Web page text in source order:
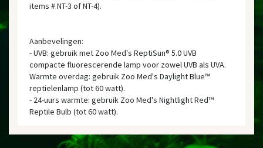
items # NT-3 of NT-4).
Aanbevelingen:
- UVB: gebruik met Zoo Med's ReptiSun® 5.0 UVB
compacte fluorescerende lamp voor zowel UVB als UVA.
Warmte overdag: gebruik Zoo Med's Daylight Blue™
reptielenlamp (tot 60 watt).
- 24-uurs warmte: gebruik Zoo Med's Nightlight Red™
Reptile Bulb (tot 60 watt).